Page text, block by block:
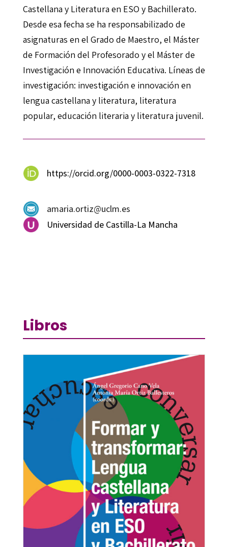
Castellana y Literatura en ESO y Bachillerato.
Desde esa fecha se ha responsabilizado de
asignaturas en el Grado de Maestro, el Máster
de Formación del Profesorado y el Máster de
Investigación e Innovación Educativa. Líneas de
investigación: investigación e innovación en
lengua castellana y literatura, literatura
popular, educación literaria y literatura juvenil.
https://orcid.org/0000-0003-0322-7318
amaria.ortiz@uclm.es
Universidad de Castilla-La Mancha
Libros